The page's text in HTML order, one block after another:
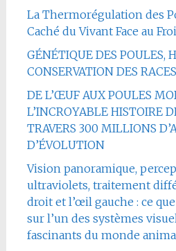
La Thermorégulation des
Caché du Vivant Face au
GÉNÉTIQUE DES POULES,
CONSERVATION DES
DE L’ŒUF AUX POULES
L’INCROYABLE HISTOIRE
TRAVERS 300 MILLIONS
D’ÉVOLUTION
Vision panoramique,
ultraviolets, traitement
droit et l’œil gauche : ce
sur l’un des systèmes
fascinants du monde